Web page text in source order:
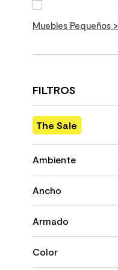
Muebles Pequeños >
FILTROS
The Sale
No
Ambiente
Ancho
1200 mm
1400 mm
400 mm
Armado
No
Color